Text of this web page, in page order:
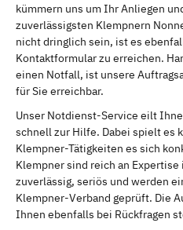
kümmern uns um Ihr Anliegen
zuverlässigsten Klempnern
nicht dringlich sein, ist es
Kontaktformular zu erreichen.
einen Notfall, ist unsere
für Sie erreichbar.
Unser Notdienst-Service eilt
schnell zur Hilfe. Dabei spielt es
Klempner-Tätigkeiten es sich
Klempner sind reich an
zuverlässig, seriös und werden
Klempner-Verband geprüft. Die
Ihnen ebenfalls bei Rückfragen